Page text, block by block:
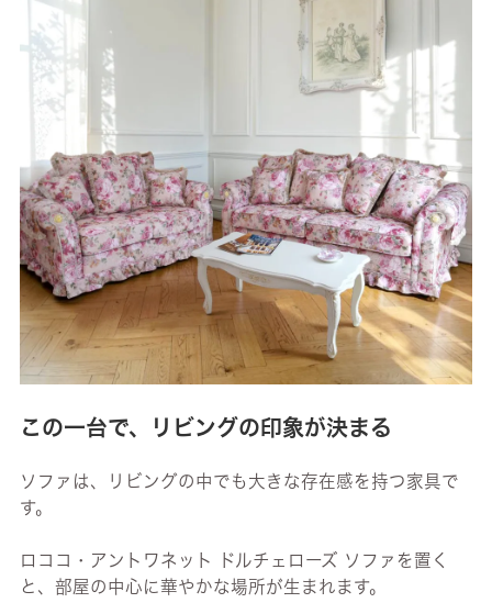
この一台で、リビングの印象が決まる
ソファは、リビングの中でも大きな存在感を持つ家具で
す。
ロココ・アントワネット ドルチェローズ ソファを置く
と、部屋の中心に華やかな場所が生まれます。